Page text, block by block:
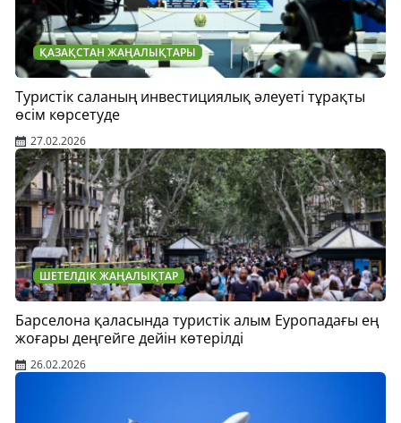
ҚАЗАҚСТАН ЖАҢАЛЫҚТАРЫ
Туристік саланың инвестициялық әлеуеті тұрақты
өсім көрсетуде
27.02.2026
ШЕТЕЛДІК ЖАҢАЛЫҚТАР
Барселона қаласында туристік алым Еуропадағы ең
жоғары деңгейге дейін көтерілді
26.02.2026